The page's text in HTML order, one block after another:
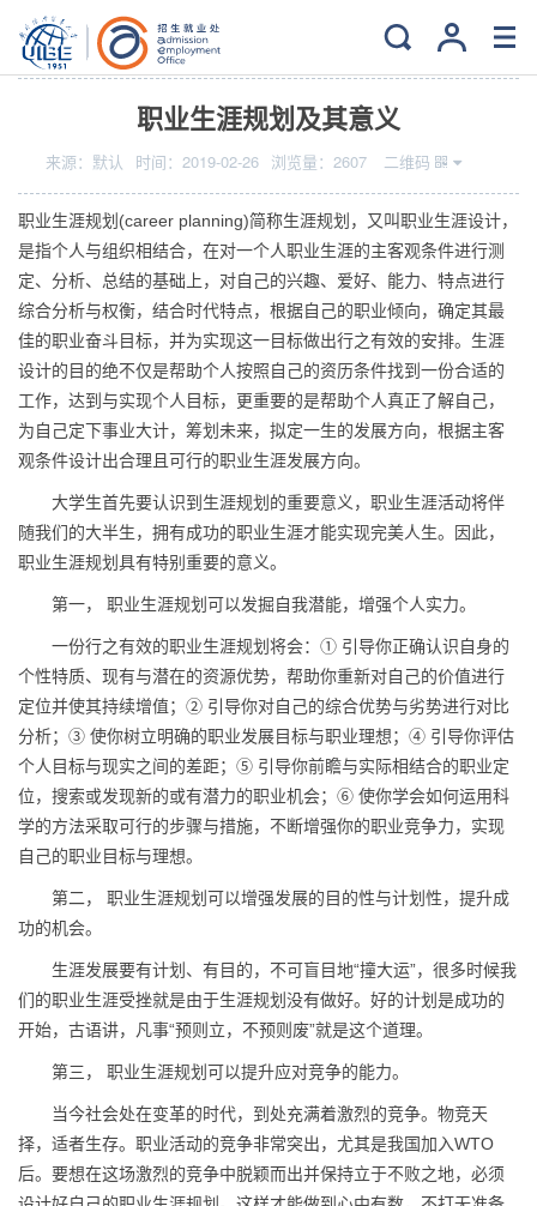
当前位置： 主页 >特色服务
职业生涯规划及其意义
来源： 默认 时间： 2019-02-26 浏览量： 2607 二维码
职业生涯规划(career planning)简称生涯规划，又叫职业生涯设计，
是指个人与组织相结合，在对一个人职业生涯的主客观条件进行测
定、分析、总结的基础上，对自己的兴趣、爱好、能力、特点进行
综合分析与权衡，结合时代特点，根据自己的职业倾向，确定其最
佳的职业奋斗目标，并为实现这一目标做出行之有效的安排。生涯
设计的目的绝不仅是帮助个人按照自己的资历条件找到一份合适的
工作，达到与实现个人目标，更重要的是帮助个人真正了解自己，
为自己定下事业大计，筹划未来，拟定一生的发展方向，根据主客
观条件设计出合理且可行的职业生涯发展方向。
大学生首先要认识到生涯规划的重要意义，职业生涯活动将伴
随我们的大半生，拥有成功的职业生涯才能实现完美人生。因此，
职业生涯规划具有特别重要的意义。
第一， 职业生涯规划可以发掘自我潜能，增强个人实力。
一份行之有效的职业生涯规划将会：① 引导你正确认识自身的
个性特质、现有与潜在的资源优势，帮助你重新对自己的价值进行
定位并使其持续增值；② 引导你对自己的综合优势与劣势进行对比
分析；③ 使你树立明确的职业发展目标与职业理想；④ 引导你评估
个人目标与现实之间的差距；⑤ 引导你前瞻与实际相结合的职业定
位，搜索或发现新的或有潜力的职业机会；⑥ 使你学会如何运用科
学的方法采取可行的步骤与措施，不断增强你的职业竞争力，实现
自己的职业目标与理想。
第二， 职业生涯规划可以增强发展的目的性与计划性，提升成
功的机会。
生涯发展要有计划、有目的，不可盲目地“撞大运”，很多时候我
们的职业生涯受挫就是由于生涯规划没有做好。好的计划是成功的
开始，古语讲，凡事“预则立，不预则废”就是这个道理。
第三， 职业生涯规划可以提升应对竞争的能力。
当今社会处在变革的时代，到处充满着激烈的竞争。物竞天
择，适者生存。职业活动的竞争非常突出，尤其是我国加入WTO
后。要想在这场激烈的竞争中脱颖而出并保持立于不败之地，必须